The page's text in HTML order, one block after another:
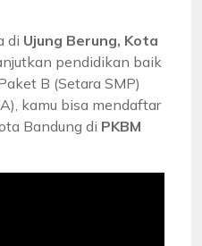
di Ujung Berung, Kota
pendidikan baik
B (Setara SMP)
kamu bisa mendaftar
Bandung di PKBM